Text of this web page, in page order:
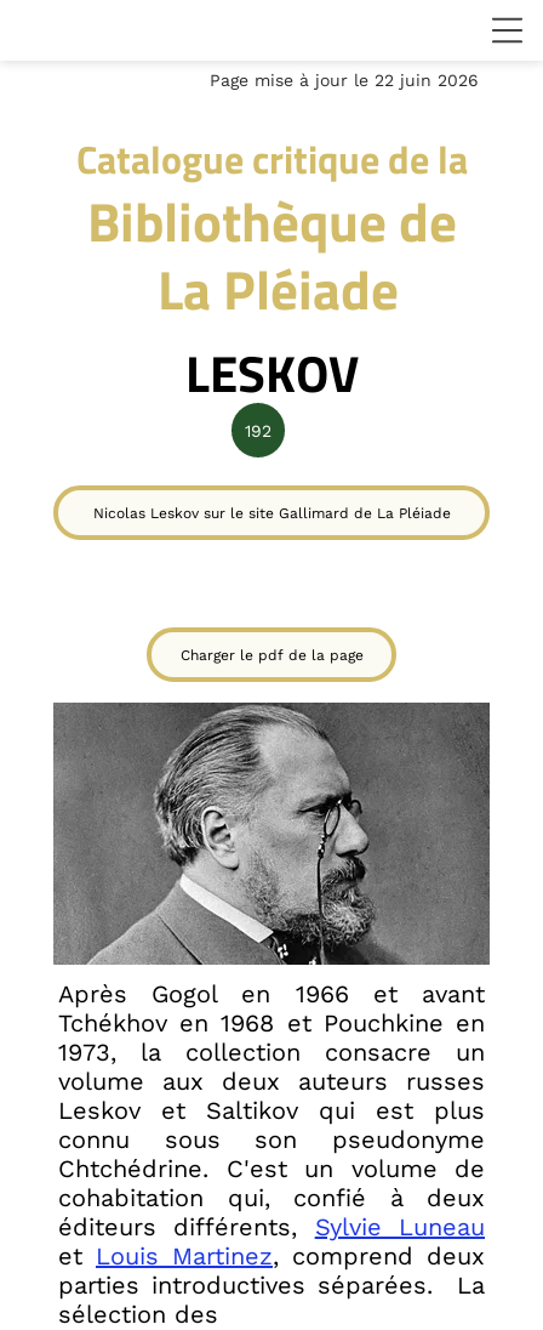
Catalogue critique de la
Bibliothèque de
La Pléiade
Page mise à jour le 22 juin 2026
LESKOV
Charger le pdf de la page
192
Nicolas Leskov sur le site Gallimard de La Pléiade
Après Gogol en 1966 et avant
Tchékhov en 1968 et Pouchkine en
1973, la collection consacre un
volume aux deux auteurs russes
Leskov et Saltikov qui est plus
connu sous son pseudonyme
Chtchédrine. C'est un volume de
cohabitation qui, confié à deux
éditeurs différents, Sylvie Luneau
et Louis Martinez, comprend deux
parties introductives séparées. La
sélection des